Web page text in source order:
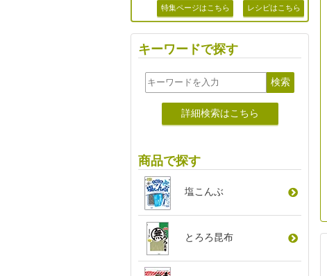
特集ページはこちら レシピはこちら
キーワードで探す
詳細検索はこちら
商品で探す
塩こんぶ
とろろ昆布